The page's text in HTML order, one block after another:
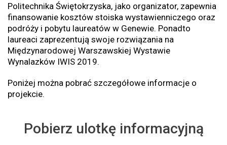
Politechnika Świętokrzyska, jako organizator, zapewnia
finansowanie kosztów stoiska wystawienniczego oraz
podróży i pobytu laureatów w Genewie. Ponadto
laureaci zaprezentują swoje rozwiązania na
Międzynarodowej Warszawskiej Wystawie
Wynalazków IWIS 2019.
Poniżej można pobrać szczegółowe informacje o
projekcie.
Pobierz ulotkę informacyjną